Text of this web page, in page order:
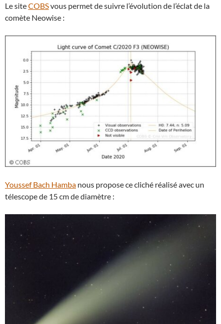
Le siteCOBSvous permet de suivre l’évolution de l’éclat de la
comète Neowise :
Youssef Bach Hamba nous propose ce cliché réalisé avec un
télescope de 15 cm de diamètre :